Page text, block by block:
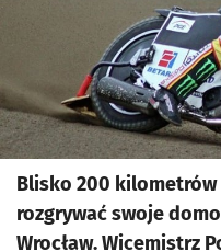
Blisko 200 kilometrów
rozgrywać swoje
Wrocław. Wicemistrz